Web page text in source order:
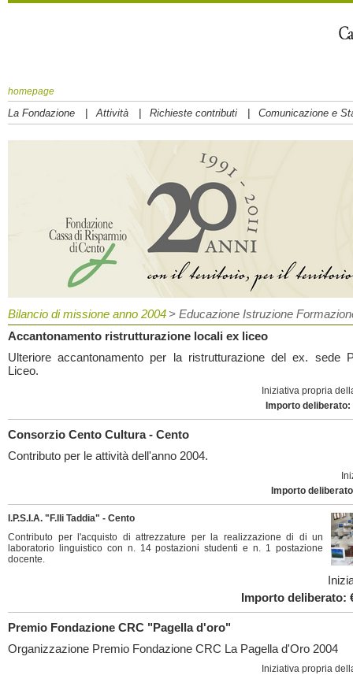
homepage
La Fondazione | Attività | Richieste contributi | Comunicazione e
Bilancio di missione anno 2004 > Educazione Istruzione
Accantonamento ristrutturazione locali ex liceo
Ulteriore accantonamento per la ristrutturazione del ex. sede
Liceo.
Iniziativa propria
Importo deliberato:
Consorzio Cento Cultura - Cento
Contributo per le attività dell'anno 2004.
Importo
I.P.S.I.A. "F.lli Taddia" - Cento
Contributo per l'acquisto di attrezzature per la realizzazione di di un
laboratorio linguistico con n. 14 postazioni studenti e n. 1 postazione
docente.
Importo deliberato:
Premio Fondazione CRC "Pagella d'oro"
Organizzazione Premio Fondazione CRC La Pagella d'Oro 2004
Iniziativa propria